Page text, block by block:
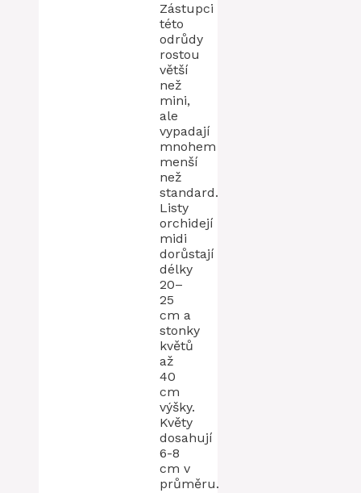
Zástupci
této
odrůdy
rostou
větší
než
mini,
ale
vypadají
mnohem
menší
než
standard.
Listy
orchidejí
midi
dorůstají
délky
20–
25
cm a
stonky
květů
až
40
cm
výšky.
Květy
dosahují
6-8
cm v
průměru.